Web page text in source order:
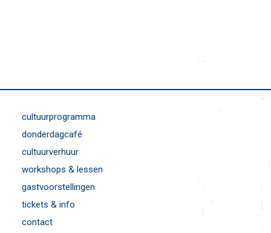
cultuurprogramma
donderdagcafé
cultuurverhuur
workshops & lessen
gastvoorstellingen
tickets & info
contact